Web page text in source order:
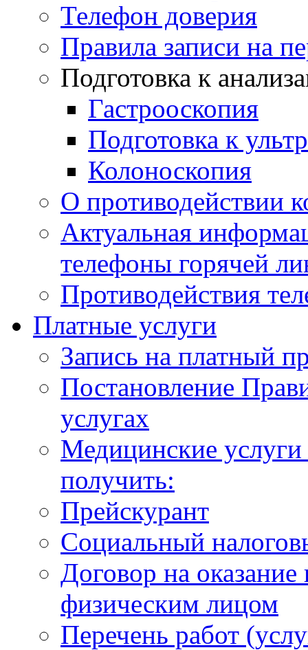
Телефон доверия
Правила записи на
Подготовка к
Гастрооскопия
Подготовка к
Колоноскопия
О противодействии
Актуальная
телефоны горячей
Противодействия
Платные услуги
Запись на платный
Постановление
услугах
Медицинские
получить:
Прейскурант
Социальный
Договор на
физическим лицом
Перечень работ